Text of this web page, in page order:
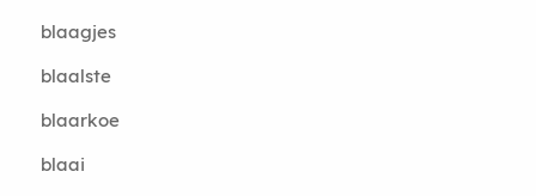
blaagjes
blaalste
blaarkoe
blaai